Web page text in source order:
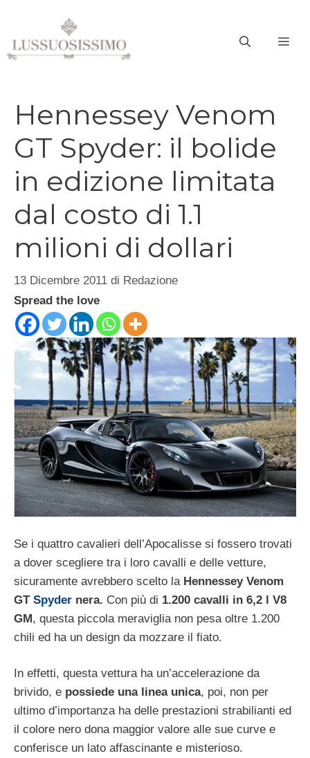
contenuto
Hennessey Venom
GT Spyder: il bolide
in edizione limitata
dal costo di 1.1
milioni di dollari
13 Dicembre 2011 di Redazione
Spread the love
Se i quattro cavalieri dell’Apocalisse si fossero trovati
a dover scegliere tra i loro cavalli e delle vetture,
sicuramente avrebbero scelto la Hennessey Venom
GT Spyder nera. Con più di 1.200 cavalli in 6,2 l V8
GM, questa piccola meraviglia non pesa oltre 1.200
chili ed ha un design da mozzare il fiato.
In effetti, questa vettura ha un’accelerazione da
brivido, e possiede una linea unica, poi, non per
ultimo d’importanza ha delle prestazioni strabilianti ed
il colore nero dona maggior valore alle sue curve e
conferisce un lato affascinante e misterioso.